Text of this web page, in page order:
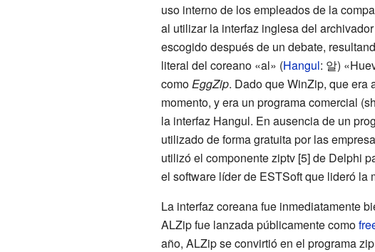
uso interno de los empleados de la
al utilizar la interfaz inglesa del archivador
escogido después de un debate,
literal del coreano «al» (Hangul: 알)
como EggZip. Dado que WinZip, que era
momento, y era un programa comercial
la interfaz Hangul. En ausencia de un
utilizado de forma gratuita por las
utilizó el componente ziptv [5] de Delphi
el software líder de ESTSoft que lideró la
La interfaz coreana fue inmediatamente
ALZip fue lanzada públicamente como
año, ALZip se convirtió en el programa